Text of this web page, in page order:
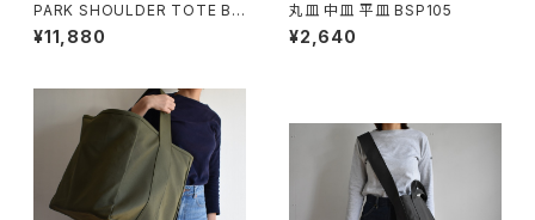
PARK SHOULDER TOTE BA
G (ブラック)
¥11,880
丸皿 中皿 平皿 BSP105
¥2,640